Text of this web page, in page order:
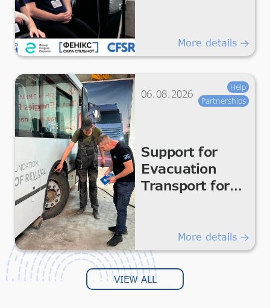
More details
06.08.2026
Help
Partnerships
Support for
Evacuation
Transport for
Transportation
More details
VIEW ALL